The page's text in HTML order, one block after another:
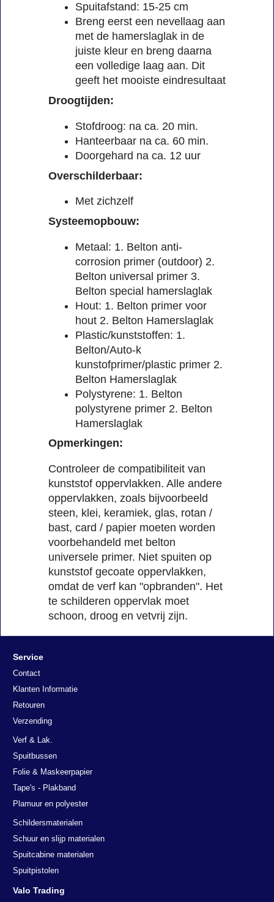
Spuitafstand: 15-25 cm
Breng eerst een nevellaag aan
met de hamerslaglak in de
juiste kleur en breng daarna
een volledige laag aan. Dit
geeft het mooiste eindresultaat
Droogtijden:
Stofdroog: na ca. 20 min.
Hanteerbaar na ca. 60 min.
Doorgehard na ca. 12 uur
Overschilderbaar:
Met zichzelf
Systeemopbouw:
Metaal: 1. Belton anti-
corrosion primer (outdoor) 2.
Belton universal primer 3.
Belton special hamerslaglak
Hout: 1. Belton primer voor
hout 2. Belton Hamerslaglak
Plastic/kunststoffen: 1.
Belton/Auto-k
kunstofprimer/plastic primer 2.
Belton Hamerslaglak
Polystyrene: 1. Belton
polystyrene primer 2. Belton
Hamerslaglak
Opmerkingen:
Controleer de compatibiliteit van
kunststof oppervlakken. Alle andere
oppervlakken, zoals bijvoorbeeld
steen, klei, keramiek, glas, rotan /
bast, card / papier moeten worden
voorbehandeld met belton
universele primer. Niet spuiten op
kunststof gecoate oppervlakken,
omdat de verf kan "opbranden". Het
te schilderen oppervlak moet
schoon, droog en vetvrij zijn.
Service
Contact
Klanten Informatie
Retouren
Verzending
Verf & Lak.
Spuitbussen
Folie & Maskeerpapier
Tape's - Plakband
Plamuur en polyester
Schildersmaterialen
Schuur en slijp materialen
Spuitcabine materialen
Spuitpistolen
Valo Trading